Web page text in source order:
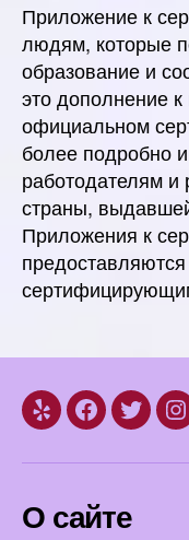
Приложение к
людям, которые
образование и
это дополнение
официальном
более подробно
работодателям и
страны,
Приложения к
Yelp Facebook
Twitter
О сайте